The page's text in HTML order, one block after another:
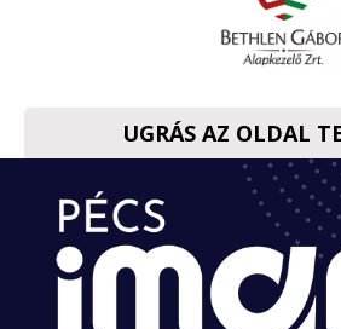
UGRÁS AZ OLDAL